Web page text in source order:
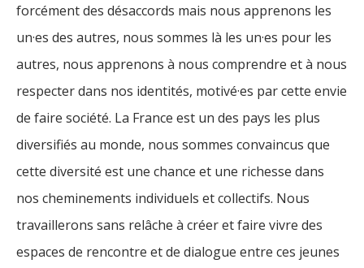
forcément des désaccords mais nous apprenons les
un·es des autres, nous sommes là les un·es pour les
autres, nous apprenons à nous comprendre et à nous
respecter dans nos identités, motivé·es par cette envie
de faire société. La France est un des pays les plus
diversifiés au monde, nous sommes convaincus que
cette diversité est une chance et une richesse dans
nos cheminements individuels et collectifs. Nous
travaillerons sans relâche à créer et faire vivre des
espaces de rencontre et de dialogue entre ces jeunes